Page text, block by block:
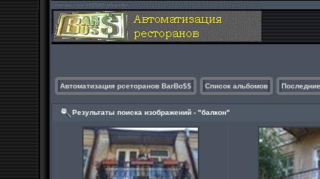
Автоматизация рсеторанов BarBo$$ Список альбомов
Результаты поиска изображений - "балкон"